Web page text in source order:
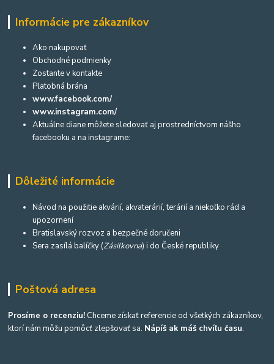
Informácie pre zákazníkov
Ako nakupovať
Obchodné podmienky
Zostante v kontakte
Platobná brána
www.facebook.com/
www.instagram.com/
Aktuálne diane môžete sledovať aj prostredníctvom nášho
facebooku a na instagrame:
Dôležité informácie
Návod na použitie akvárií, akvaterárií, terárií a niekoľko rád a
upozornení
Bratislavský rozvoz a bezpečné doručeni
Sera zasílá balíčky (Zásilkovna) i do České republiky
Poštová adresa
Prosíme o recenziu! Chceme získať referencie od všetkých zákazníkov,
ktorí nám môžu pomôcť zlepšovať sa. Nápíš ak máš chvíľu času.